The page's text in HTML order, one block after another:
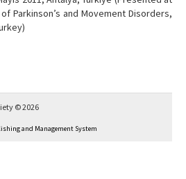
Parkinson’s and Movement Disorders,
© 2026
and Management System